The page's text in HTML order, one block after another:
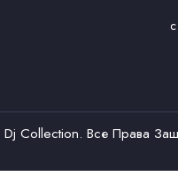
Dj Collection. Все Права